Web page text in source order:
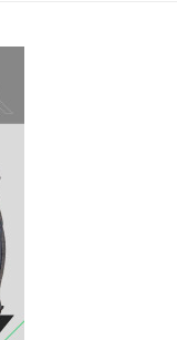
項蒐集、處理及利用，
對及更正。
userRule
顯示為準，若有關於
聯繫「AFTEE先享後付
support/home
享後付」服務完成之交
易相關給付款項請求債
之同意方可使用
，本公司不負相關責
用戶狀況，依本公司即